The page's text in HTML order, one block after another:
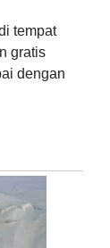
tempat
gratis
dengan